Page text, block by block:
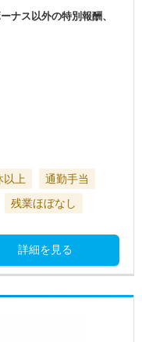
ナス以外の特別報酬、
以上
通勤手当
残業ほぼなし
詳細を見る